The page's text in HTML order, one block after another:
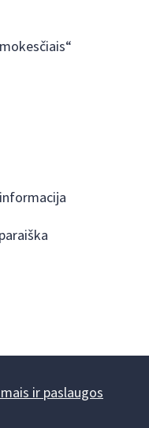
ir paslaugos